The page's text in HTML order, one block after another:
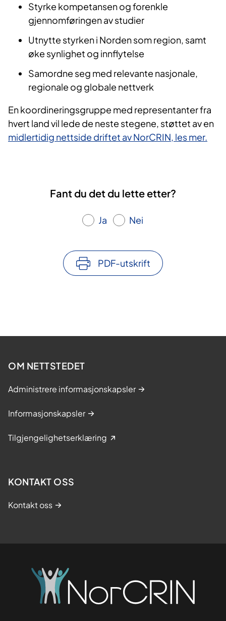
Styrke kompetansen og forenkle
gjennomføringen av studier
Utnytte styrken i Norden som region, samt
øke synlighet og innflytelse
Samordne seg med relevante nasjonale,
regionale og globale nettverk
En koordineringsgruppe med representanter fra
hvert land vil lede de neste stegene, støttet av en
midlertidig nettside driftet av NorCRIN, les mer.
Fant du det du lette etter?
Ja Nei
PDF-utskrift
OM NETTSTEDET
Administrere informasjonskapsler
Informasjonskapsler
Tilgjengelighetserklæring
KONTAKT OSS
Kontakt oss